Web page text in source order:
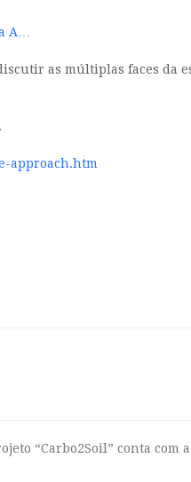
A…
as múltiplas faces da
approach.htm
“Carbo2Soil” conta